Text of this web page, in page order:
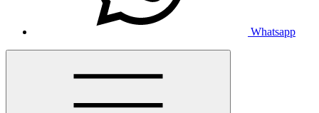
Whatsapp